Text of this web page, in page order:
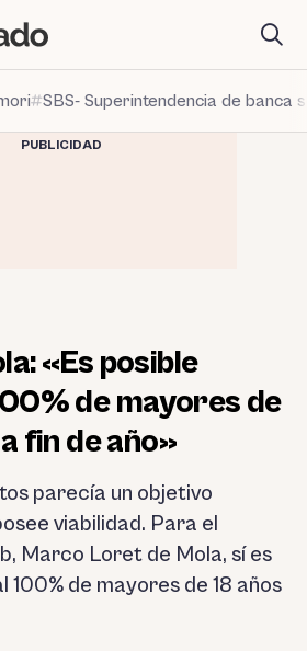
SBS- Superintendencia de banca
PUBLICIDAD
«Es posible
de mayores de
fin de año»
parecía un objetivo
viabilidad. Para el
Marco Loret de Mola, sí es
de mayores de 18 años